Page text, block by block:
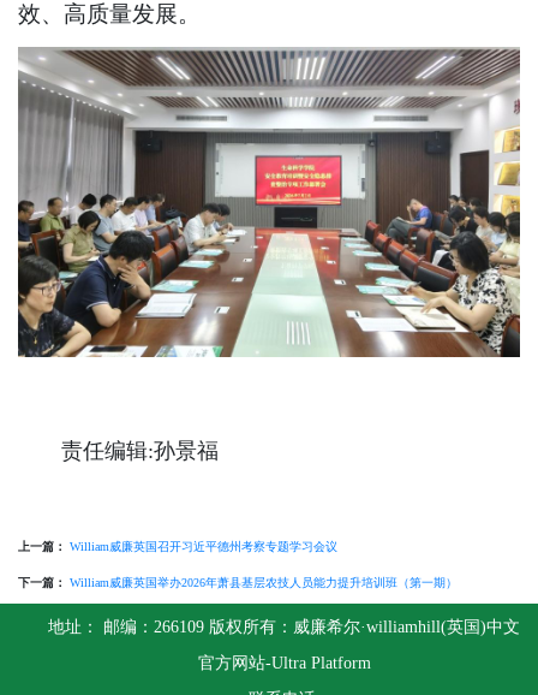
效、高质量发展。
责任编辑:孙景福
上一篇： William威廉英国召开习近平德州考察专题学习会议
下一篇： William威廉英国举办2026年萧县基层农技人员能力提升培训班（第一期）
地址： 邮编：266109 版权所有：威廉希尔·williamhill(英国)中文
官方网站-Ultra Platform